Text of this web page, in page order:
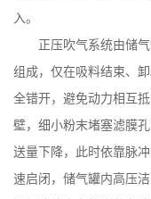
入。
正压吹气系统由储
组成，仅在吸料结束、
全错开，避免动力相互
壁，细小粉末堵塞滤膜
送量下降，此时依靠脉
速启闭，储气罐内高压